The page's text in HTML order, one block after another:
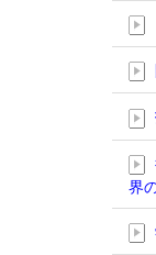
界